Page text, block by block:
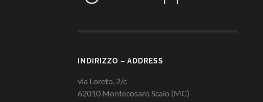
INDIRIZZO – ADDRESS
via Loreto, 2/c
62010 Montecosaro Scalo (MC)